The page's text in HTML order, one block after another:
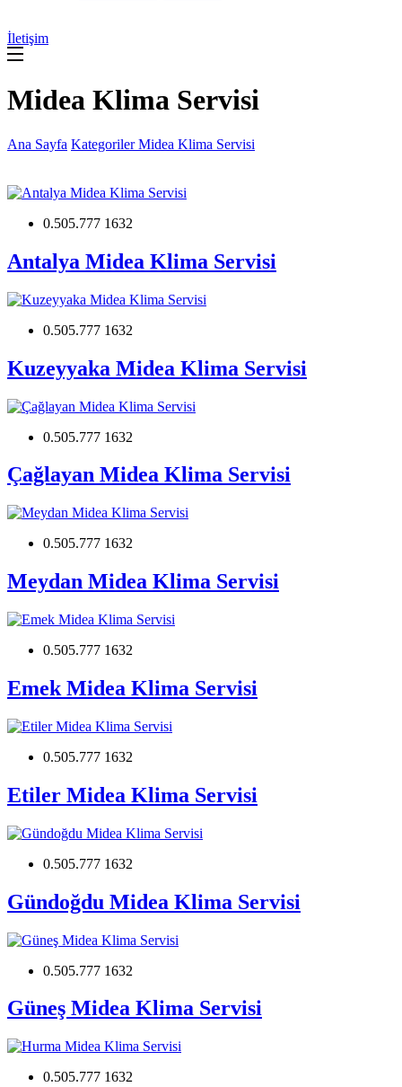
İletişim
Midea Klima Servisi
Ana Sayfa KategorilerMidea Klima Servisi
0.505.777 1632
Antalya Midea Klima Servisi
0.505.777 1632
Kuzeyyaka Midea Klima Servisi
0.505.777 1632
Çağlayan Midea Klima Servisi
0.505.777 1632
Meydan Midea Klima Servisi
0.505.777 1632
Emek Midea Klima Servisi
0.505.777 1632
Etiler Midea Klima Servisi
0.505.777 1632
Gündoğdu Midea Klima Servisi
0.505.777 1632
Güneş Midea Klima Servisi
0.505.777 1632